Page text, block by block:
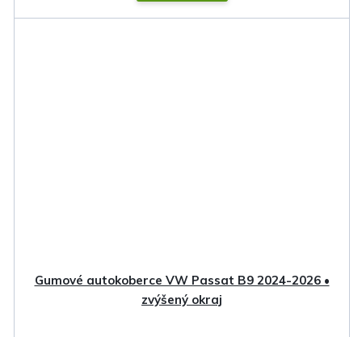
Gumové autokoberce VW Passat B9 2024-2026 •
zvýšený okraj